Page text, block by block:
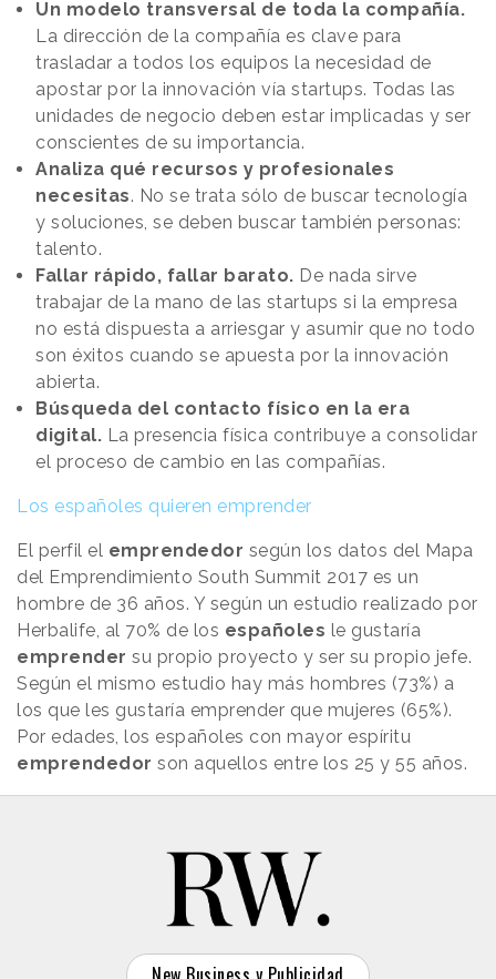
Un modelo transversal de toda la compañía.
La dirección de la compañía es clave para
trasladar a todos los equipos la necesidad de
apostar por la innovación vía startups. Todas las
unidades de negocio deben estar implicadas y ser
conscientes de su importancia.
Analiza qué recursos y profesionales
necesitas. No se trata sólo de buscar tecnología
y soluciones, se deben buscar también personas:
talento.
Fallar rápido, fallar barato. De nada sirve
trabajar de la mano de las startups si la empresa
no está dispuesta a arriesgar y asumir que no todo
son éxitos cuando se apuesta por la innovación
abierta.
Búsqueda del contacto físico en la era
digital. La presencia física contribuye a consolidar
el proceso de cambio en las compañías.
Los españoles quieren emprender
El perfil el emprendedor según los datos del Mapa
del Emprendimiento South Summit 2017 es un
hombre de 36 años. Y según un estudio realizado por
Herbalife, al 70% de los españoles le gustaría
emprender su propio proyecto y ser su propio jefe.
Según el mismo estudio hay más hombres (73%) a
los que les gustaría emprender que mujeres (65%).
Por edades, los españoles con mayor espíritu
emprendedor son aquellos entre los 25 y 55 años.